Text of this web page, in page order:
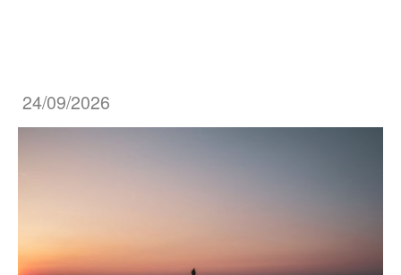
24/09/2026